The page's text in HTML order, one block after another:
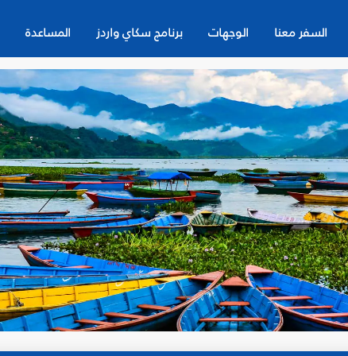
السفر معنا الوجهات برنامج سكاي واردز المساعدة